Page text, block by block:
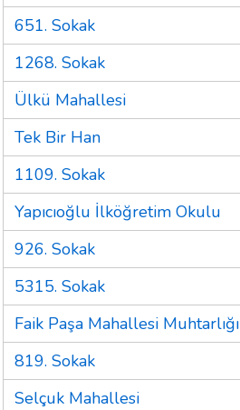
651. Sokak
1268. Sokak
Ülkü Mahallesi
Tek Bir Han
1109. Sokak
Yapıcıoğlu İlköğretim Okulu
926. Sokak
5315. Sokak
Faik Paşa Mahallesi Muhtarlığı
819. Sokak
Selçuk Mahallesi